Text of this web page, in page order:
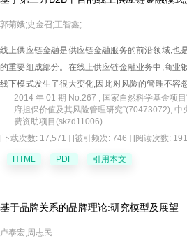
郭菊娥;史金召;王智鑫;
线上供应链金融是供应链金融服务的前沿领域,也
的重要组成部分。在线上供应链金融业务中,商业
线下模式发生了很大变化,因此对风险的管理不容
研究和对比研究等方法,对线上供应链金融的模式
入分析。结果发现:虽然线上供应链金融在协同运
升,但是针对网商的特性和线上化的特点,其风险发
风险整体有所增加。据此,从严格准入条件、明
平、加强监控预警、完善补偿机制等五个方面对
2014 年 01 期 No.267 ; 国家自然科学基金项
府担保价值及其风险管理研究”(70473072); 中
费资助项目(skzd11006)
[下载次数: 17,571 ] [被引频次: 746 ] [阅读次数:
HTML PDF 引用本文
基于品牌关系的品牌理论:研究模型及展望
卢泰宏,周志民